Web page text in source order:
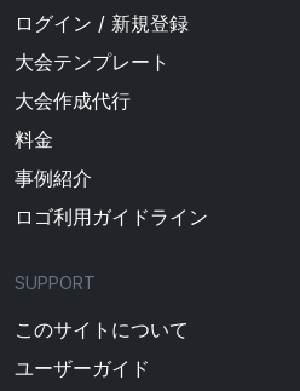
ログイン / 新規登録
大会テンプレート
大会作成代行
料金
事例紹介
ロゴ利用ガイドライン
SUPPORT
このサイトについて
ユーザーガイド